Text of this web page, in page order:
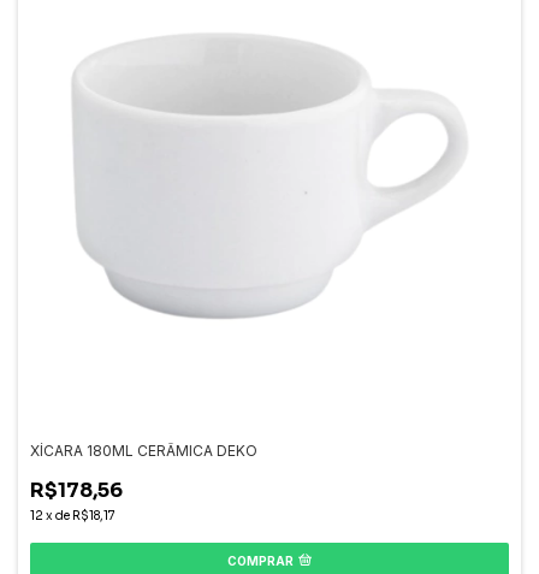
XÍCARA 180ML CERÂMICA DEKO
R$178,56
12 xde R$18,17
COMPRAR